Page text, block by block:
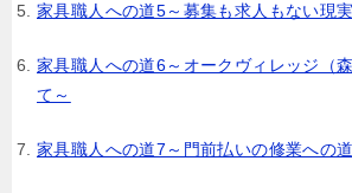
家具職人への道5～募集も求人もない現
家具職人への道6～オークヴィレッジ（
て～
家具職人への道7～門前払いの修業への